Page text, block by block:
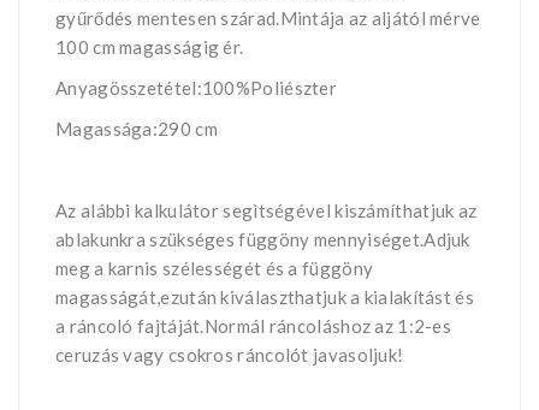
gyűrődés mentesen szárad.Mintája az aljától mérve
100 cm magasságig ér.
Anyagösszetétel:100%Poliészter
Magassága:290 cm
Az alábbi kalkulátor segìtségével kiszámíthatjuk az
ablakunkra szükséges függöny mennyiséget.Adjuk
meg a karnis szélességét és a függöny
magasságát,ezután kiválaszthatjuk a kialakítást és
a ráncoló fajtáját.Normál ráncoláshoz az 1:2-es
ceruzás vagy csokros ráncolót javasoljuk!